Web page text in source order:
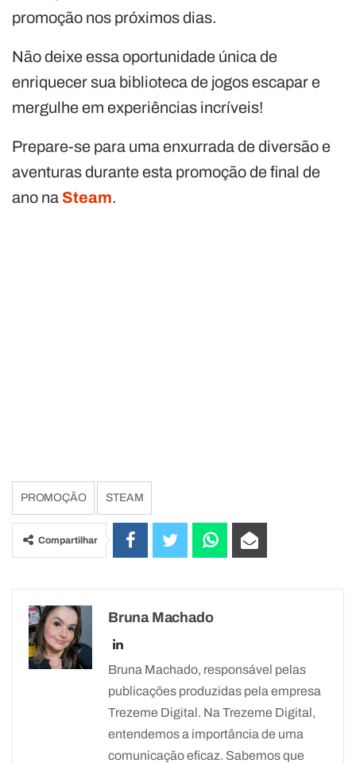
promoção nos próximos dias.
Não deixe essa oportunidade única de
enriquecer sua biblioteca de jogos escapar e
mergulhe em experiências incríveis!
Prepare-se para uma enxurrada de diversão e
aventuras durante esta promoção de final de
ano na Steam.
PROMOÇÃO STEAM
Compartilhar
Bruna Machado
Bruna Machado, responsável pelas
publicações produzidas pela empresa
Trezeme Digital. Na Trezeme Digital,
entendemos a importância de uma
comunicação eficaz. Sabemos que